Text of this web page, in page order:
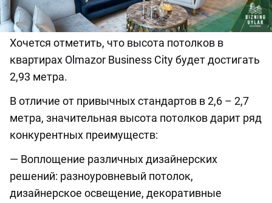
Хочется отметить, что высота потолков в
квартирах Olmazor Business City будет достигать
2,93 метра.
В отличие от привычных стандартов в 2,6 – 2,7
метра, значительная высота потолков дарит ряд
конкурентных преимуществ:
— Воплощение различных дизайнерских
решений: разноуровневый потолок,
дизайнерское освещение, декоративные